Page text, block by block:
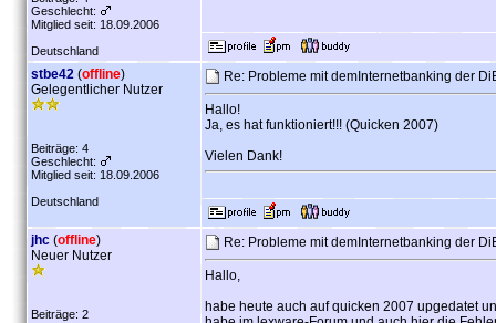
Geschlecht:
Mitglied seit: 18.09.2006
Deutschland
stbe42 (offline)
Gelegentlicher Nutzer
Beiträge: 4
Geschlecht:
Mitglied seit: 18.09.2006
Deutschland
Re: Probleme mit demInternetbanking der
Hallo!
Ja, es hat funktioniert!!! (Quicken 2007)
Vielen Dank!
jhc (offline)
Neuer Nutzer
Beiträge: 2
Re: Probleme mit demInternetbanking der
Hallo,
habe heute auch auf quicken 2007 upgedatet